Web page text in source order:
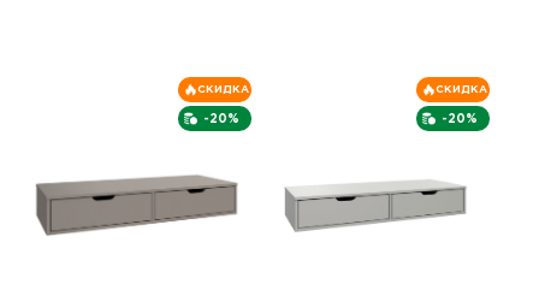
-20%
СКИДКА
-20%
СКИДКА